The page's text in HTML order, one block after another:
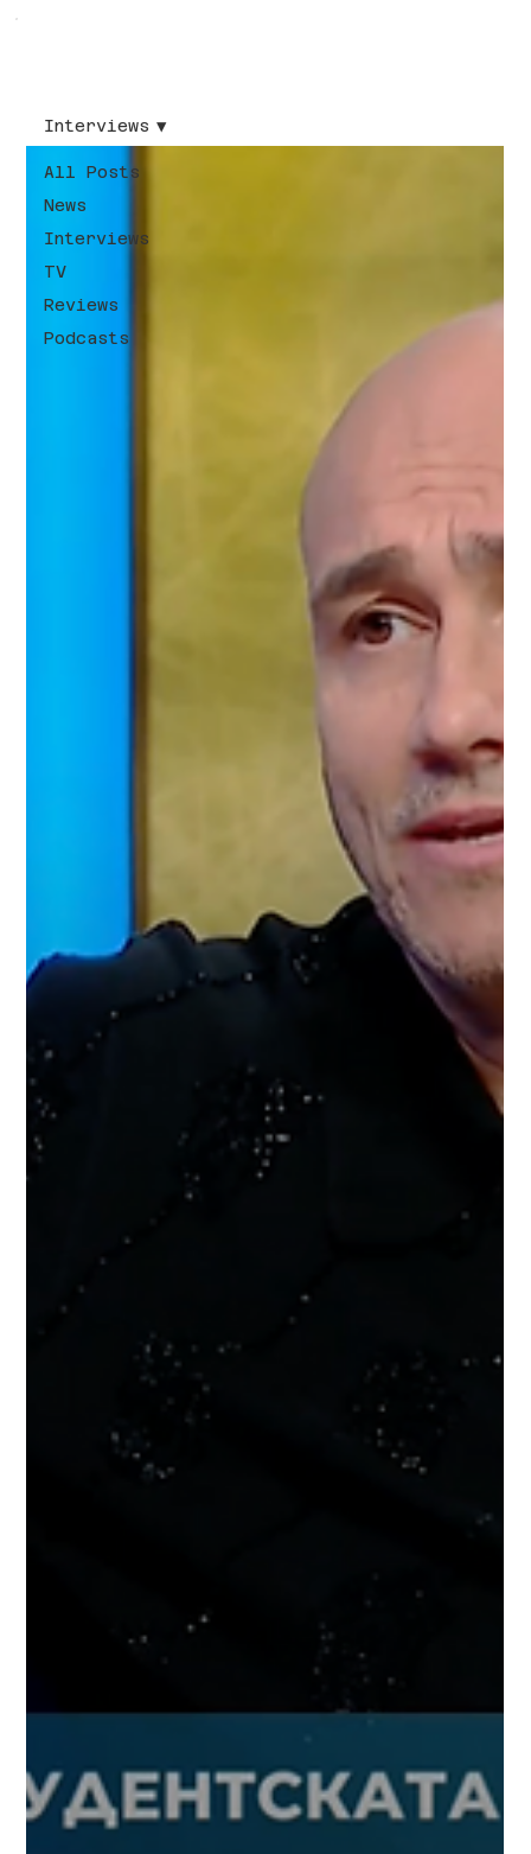
All Posts
News
Interviews
TV
Reviews
Podcasts
Interviews